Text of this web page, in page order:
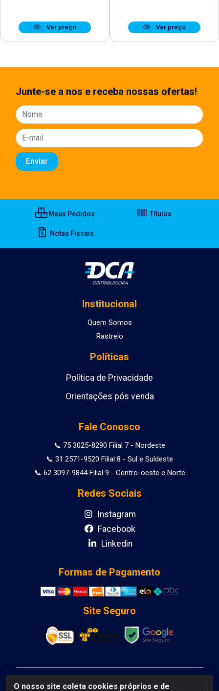
Ver preço Ver preço
O nosso site coleta cookies próprios e de
Junte-se a nos e receba nossas ofertas!
Meus Pedidos Títulos
Notas Fiscais
Institucional
Quem Somos
Rastreio
Políticas
Política de Privacidade
Orientações pós venda
Fale Conosco
📞 75 3025-8290 Filial 7 - Nordeste
📞 31 2571-9520 Filial 8 - Sul e Suldeste
📞 62 3097-9844 Filial 9 - Centro-oeste e Norte
Redes Sociais
Instagram
Facebook
Linkedin
Formas de Pagamento
Site Seguro
DCA DISTRIBUIDORA DE COSMETICOS LTDA - AV